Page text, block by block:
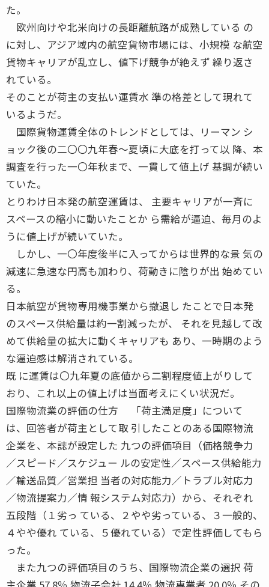
た。
欧州向けや北米向けの長距離航路が成熟している の
に対し、アジア域内の航空貨物市場には、小規模 な航空
貨物キャリアが乱立し、値下げ競争が絶えず 繰り返さ
れている。
そのことが荷主の支払い運賃水 準の格差として現れて
いるようだ。
国際貨物運賃全体のトレンドとしては、リーマン シ
ョック後の二〇〇九年春〜夏頃に大底を打って以 降、本
調査を行った一〇年秋まで、一貫して値上げ 基調が続い
ていた。
とりわけ日本発の航空運賃は、 主要キャリアが一斉に
スペースの縮小に動いたことか ら需給が逼迫、毎月のよ
うに値上げが続いていた。
しかし、一〇年度後半に入ってからは世界的な景 気の
減速に急速な円高も加わり、荷動きに陰りが出 始めてい
る。
日本航空が貨物専用機事業から撤退し たことで日本発
のスペース供給量は約一割減ったが、 それを見越して改
めて供給量の拡大に動くキャリアも あり、一時期のよう
な逼迫感は解消されている。
既 に運賃は〇九年夏の底値から二割程度値上がりして
おり、これ以上の値上げは当面考えにくい状況だ。
国際物流業の評価の仕方 「荷主満足度」について
は、回答者が荷主として取 引したことのある国際物流
企業を、本誌が設定した 九つの評価項目（価格競争力
／スピード／スケジュー ルの安定性／スペース供給能力
／輸送品質／営業担 当者の対応能力／トラブル対応力
／物流提案力／情 報システム対応力）から、それぞれ
五段階（１劣っ ている、２やや劣っている、３一般的、
４やや優れ ている、５優れている）で定性評価してもら
った。
また九つの評価項目のうち、国際物流企業の選択 荷